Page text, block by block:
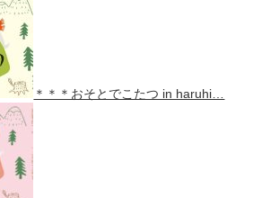
＊＊＊おそとでこたつ in haruhi…